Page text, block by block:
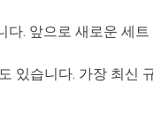
다. 앞으로 새로운 세트
있습니다. 가장 최신